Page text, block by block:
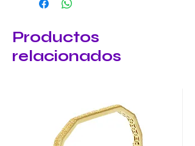
Productos
relacionados